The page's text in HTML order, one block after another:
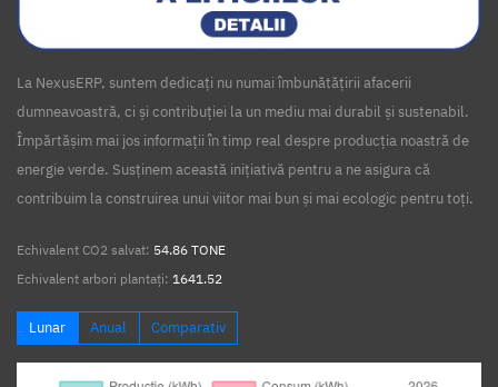
La NexusERP, suntem dedicați nu numai îmbunătățirii afacerii
dumneavoastră, ci și contribuției la un mediu mai durabil și sustenabil.
Împărtășim mai jos informații în timp real despre producția noastră de
energie verde. Susținem această inițiativă pentru a ne asigura că
contribuim la construirea unui viitor mai bun și mai ecologic pentru toți.
Echivalent CO2 salvat: 54.86 TONE
Echivalent arbori plantați: 1641.52
Lunar Anual Comparativ